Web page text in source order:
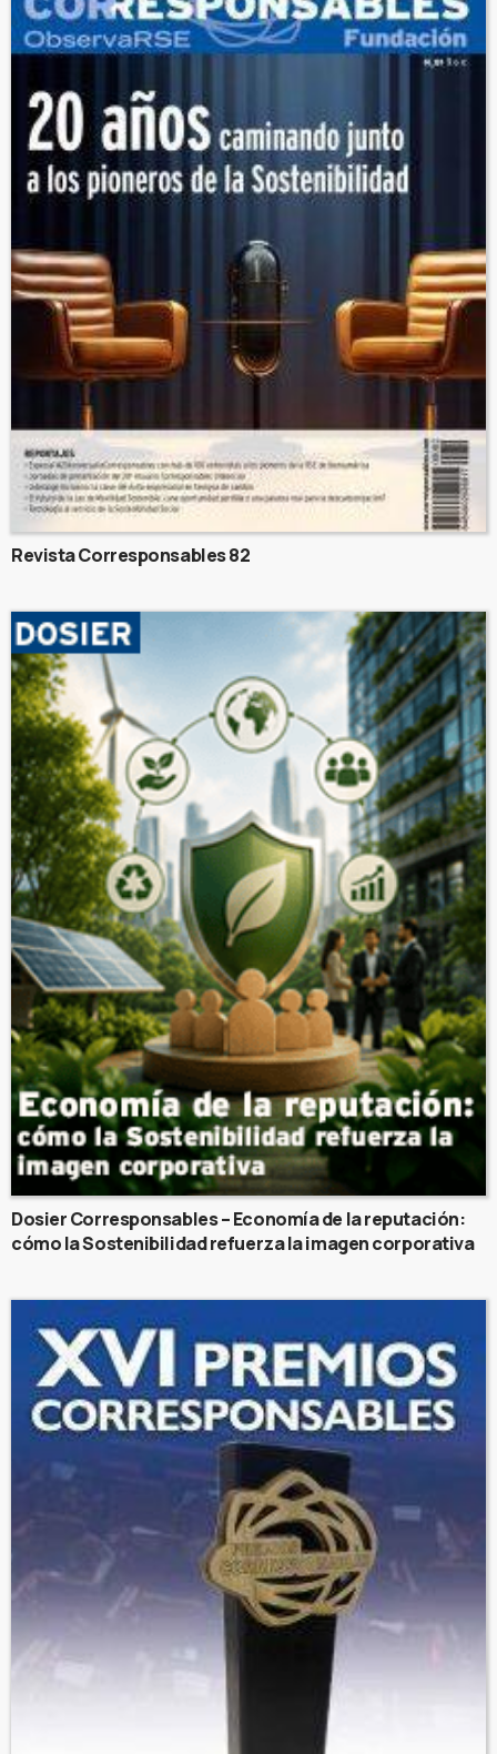
Revista Corresponsables 82
Dosier Corresponsables – Economía de la reputación:
cómo la Sostenibilidad refuerza la imagen corporativa